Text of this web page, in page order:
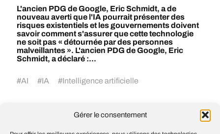
Gérer le consentement
L'ancien PDG de Google, Eric Schmidt, a de
nouveau averti que l'IA pourrait présenter des
risques existentiels et les gouvernements doivent
savoir comment s'assurer que cette technologie
ne soit pas « détournée par des personnes
malveillantes ». L'ancien PDG de Google, Eric
Schmidt, a déclaré :...
#AI #IA #Intelligence artificielle
Ce n’est plus seulement une question de